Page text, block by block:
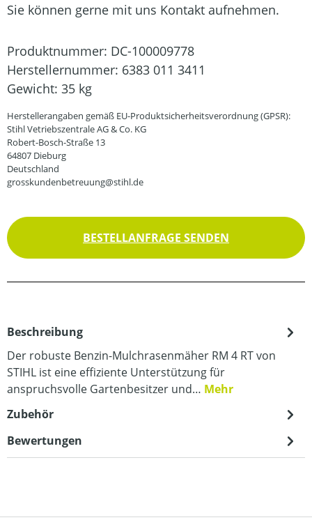
Sie können gerne mit uns Kontakt aufnehmen.
Produktnummer: DC-100009778
Herstellernummer: 6383 011 3411
Gewicht: 35 kg
Herstellerangaben gemäß EU-Produktsicherheitsverordnung (GPSR):
Stihl Vetriebszentrale AG & Co. KG
Robert-Bosch-Straße 13
64807 Dieburg
Deutschland
grosskundenbetreuung@stihl.de
BESTELLANFRAGE SENDEN
Beschreibung
Der robuste Benzin-Mulchrasenmäher RM 4 RT von
STIHL ist eine effiziente Unterstützung für
anspruchsvolle Gartenbesitzer und… Mehr
Zubehör
Bewertungen